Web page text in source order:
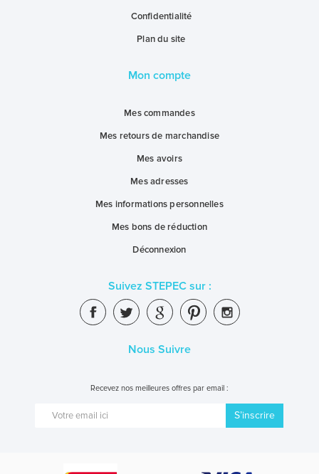
Confidentialité
Plan du site
Mon compte
Mes commandes
Mes retours de marchandise
Mes avoirs
Mes adresses
Mes informations personnelles
Mes bons de réduction
Déconnexion
Suivez STEPEC sur :
Nous Suivre
Recevez nos meilleures offres par email :
S’inscrire